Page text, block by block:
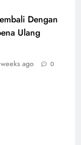
Dengan
Ulang
ago 0